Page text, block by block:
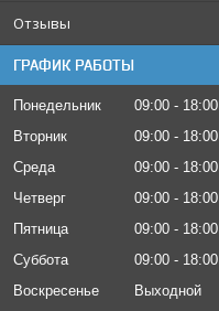
Отзывы
ГРАФИК РАБОТЫ
Понедельник 09:00
18:00
Вторник
09:00
18:00
Среда
09:00
18:00
Четверг
09:00
18:00
Пятница
09:00
18:00
Суббота
09:00
18:00
Воскресенье
Выходной